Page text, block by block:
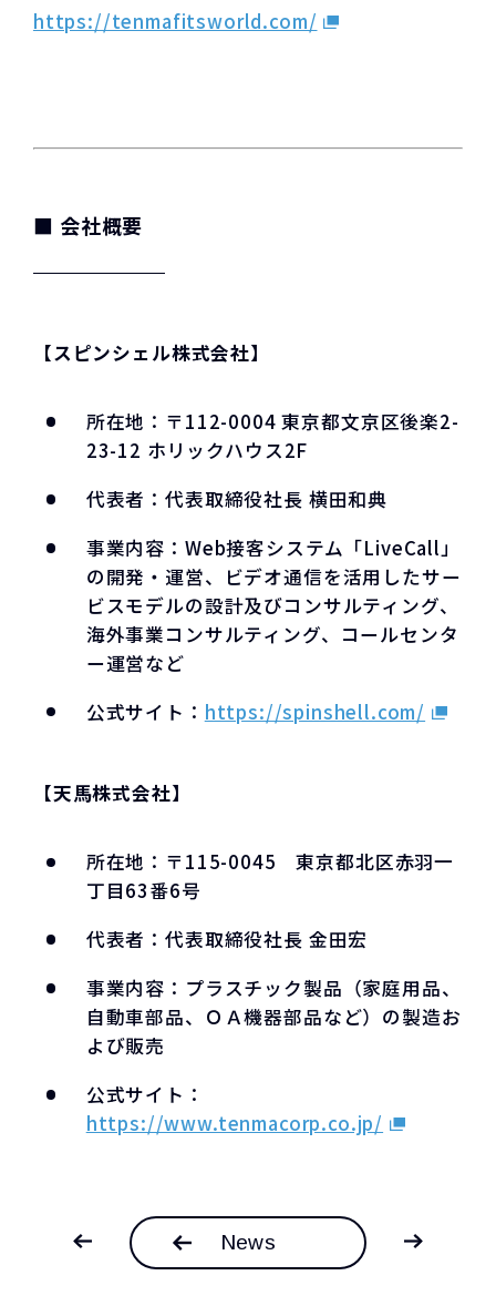
https://tenmafitsworld.com/
■ 会社概要
【スピンシェル株式会社】
所在地：〒112-0004 東京都文京区後楽2-
23-12 ホリックハウス2F
代表者：代表取締役社長 横田和典
事業内容：Web接客システム「LiveCall」
の開発・運営、ビデオ通信を活用したサー
ビスモデルの設計及びコンサルティング、
海外事業コンサルティング、コールセンタ
ー運営など
公式サイト： https://spinshell.com/
【天馬株式会社】
所在地：〒115-0045 東京都北区赤羽一
丁目63番6号
代表者：代表取締役社長 金田宏
事業内容：プラスチック製品（家庭用品、
自動車部品、ＯＡ機器部品など）の製造お
よび販売
公式サイト：
https://www.tenmacorp.co.jp/
News